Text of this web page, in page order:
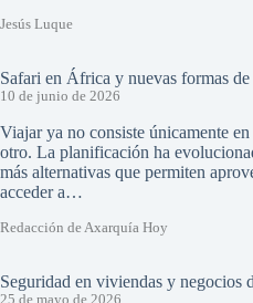
Jesús Luque
Safari en África y nuevas formas
10 de junio de 2026
Viajar ya no consiste únicamente
otro. La planificación ha
más alternativas que permiten
acceder a…
Redacción de Axarquía Hoy
Seguridad en viviendas y negocios